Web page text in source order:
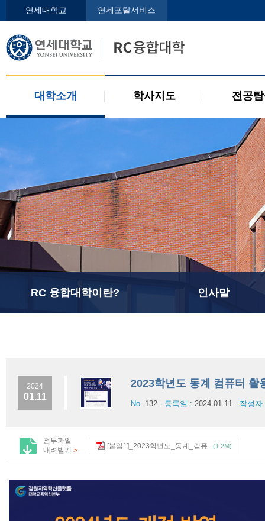
연세대학교 연세포탈서비스
대학소개 학사지도 전공
인사말
오시는 길
학사지도사
RC 융합대학이란? 인사말
2024
01.11
2023학년도 동계 컴퓨터 활
No. 132 등록일 : 2024.01.11 작성
첨부파일
내려받기 > [붙임1]_2023학년도_동계_컴퓨.. (1.2M)